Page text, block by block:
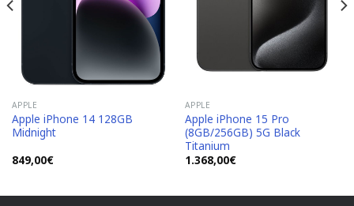
APPLE
Apple iPhone 14 128GB
Midnight
849,00€
APPLE
Apple iPhone 15 Pro
(8GB/256GB) 5G Black
Titanium
1.368,00€